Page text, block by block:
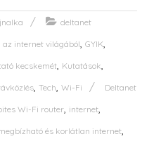
deltanet
az internet világából, GYIK,
kecskemét, Kutatások,
, Tech, Wi-Fi Deltanet
Wi-Fi router, internet,
és korlátlan internet,